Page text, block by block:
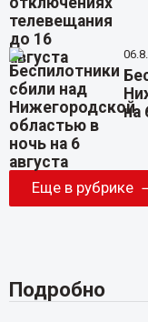
на
Еще в рубрике
Подробно